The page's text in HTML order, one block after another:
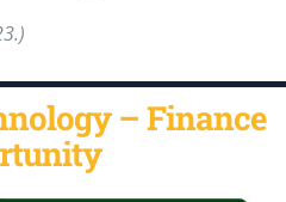
– Finance